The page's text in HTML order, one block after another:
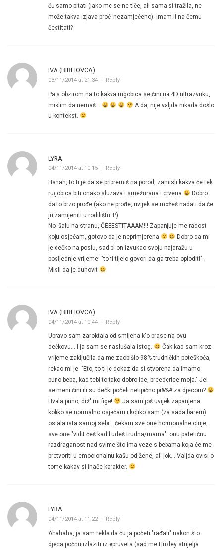
ću samo pitati (iako me se ne tiče, ali sama si tražila, ne
može takva izjava proći nezamjećeno): imam li na čemu
čestitati?
IVA (BIBLIOVCA)
03/11/2014 at 21:34 Reply
Pa s obzirom na to kakva rugobica se čini na 4D ultrazvuku,
mislim da nemaš…
A da, nije valjda nikada došlo
u kontekst.
LYRA
04/11/2014 at 10:15 Reply
Hahah, to ti je da se pripremiš na porod, zamisli kakva će tek
rugobica biti onako sluzava i smežurana i crvena
Dobro
da to brzo prođe (ako ne prođe, uvijek se možeš nadati da će
ju zamijeniti u rodilištu :P)
No, šalu na stranu, ČEEESTITAAAM!!! Zapanjuje me radost
koju osjećam, gotovo da je neprimjerena
Dobro da mi
je dečko na poslu, sad bi on izvukao svoju najdražu u
posljednje vrijeme: "to ti tijelo govori da ga treba oploditi".
Misli da je duhovit
IVA (BIBLIOVCA)
04/11/2014 at 10:44 Reply
Upravo sam zaroktala od smijeha k'o prase na ovu
dečkovu… I ja sam se naslušala istog.
Čak kad sam kroz
vrijeme zaključila da me zaobišlo 98% trudničkih poteškoća,
rekao mi je: "Eto, to ti je dokaz da si stvorena da imamo
puno beba, kad tebi to tako dobro ide, breederice moja." Jel
se meni čini ili su dečki počeli netipično pi&%# za djecom?
Hvala puno, drž' mi fige!
Ja sam još uvijek zapanjena
koliko se normalno osjećam i koliko sam (za sada barem)
ostala ista samoj sebi… čekam sve one hormonalne oluje,
sve one "vidit ćeš kad budeš trudna/mama", onu patetičnu
razdraganost nad svime što ima veze s bebama koja će me
pretvoriti u emocionalnu kašu od žene, al' jok… Valjda ovisi o
tome kakav si inače karakter.
LYRA
04/11/2014 at 11:22 Reply
Ahahaha, ja sam rekla da ću ja početi "rađati" nakon što
djeca počnu izlaziti iz epruveta (sad me Huxley strijelja